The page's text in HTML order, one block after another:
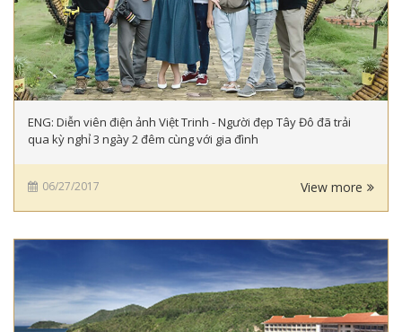
ENG: Diễn viên điện ảnh Việt Trinh - Người đẹp Tây Đô đã trải
qua kỳ nghỉ 3 ngày 2 đêm cùng với gia đình
06/27/2017 View more